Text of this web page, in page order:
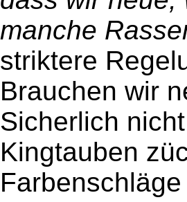
manche
striktere
Brauchen wir
Sicherlich
Kingtauben